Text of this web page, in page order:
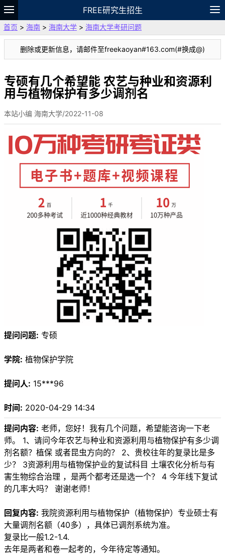
FREE研究生招生
题库
故事 专题 APP 笔记
VIP
资料
首页 > 海南 > 海南大学 > 海南大学考研问题
删除或更新信息，请邮件至freekaoyan#163.com(#换成@)
专硕有几个希望能 农艺与种业和资源利
用与植物保护有多少调剂名
本站小编 海南大学/2022-11-08
提问问题: 专硕
学院: 植物保护学院
提问人: 15***96
时间: 2020-04-29 14:34
提问内容: 老师，您好！我有几个问题，希望能咨询一下老
师。 1、请问今年农艺与种业和资源利用与植物保护有多少调
剂名额？植保 或者昆虫方向的？ 2、贵校往年的复录比是多
少？ 3资源利用与植物保护业的复试科目 土壤农化分析与有
害生物综合治理 ，是两个都考还是选一个？ 4 今年线下复试
的几率大吗？ 谢谢老师！
回复内容: 我院资源利用与植物保护（植物保护）专业硕士有
大量调剂名额（40多），具体已调剂系统为准。
复录比一般1.2-1.4.
去年是两者和卷一起考的，今年待定等通知。